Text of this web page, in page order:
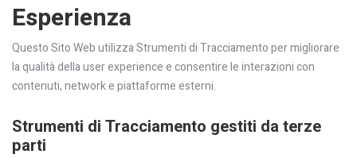
Esperienza
Questo Sito Web utilizza Strumenti di Tracciamento per migliorare
la qualità della user experience e consentire le interazioni con
contenuti, network e piattaforme esterni.
Strumenti di Tracciamento gestiti da terze
parti